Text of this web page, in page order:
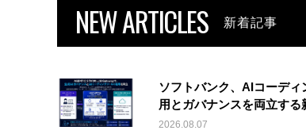
NEW ARTICLES 新着記事
ソフトバンク、AIコーディ
用とガバナンスを両立する
2026.08.07